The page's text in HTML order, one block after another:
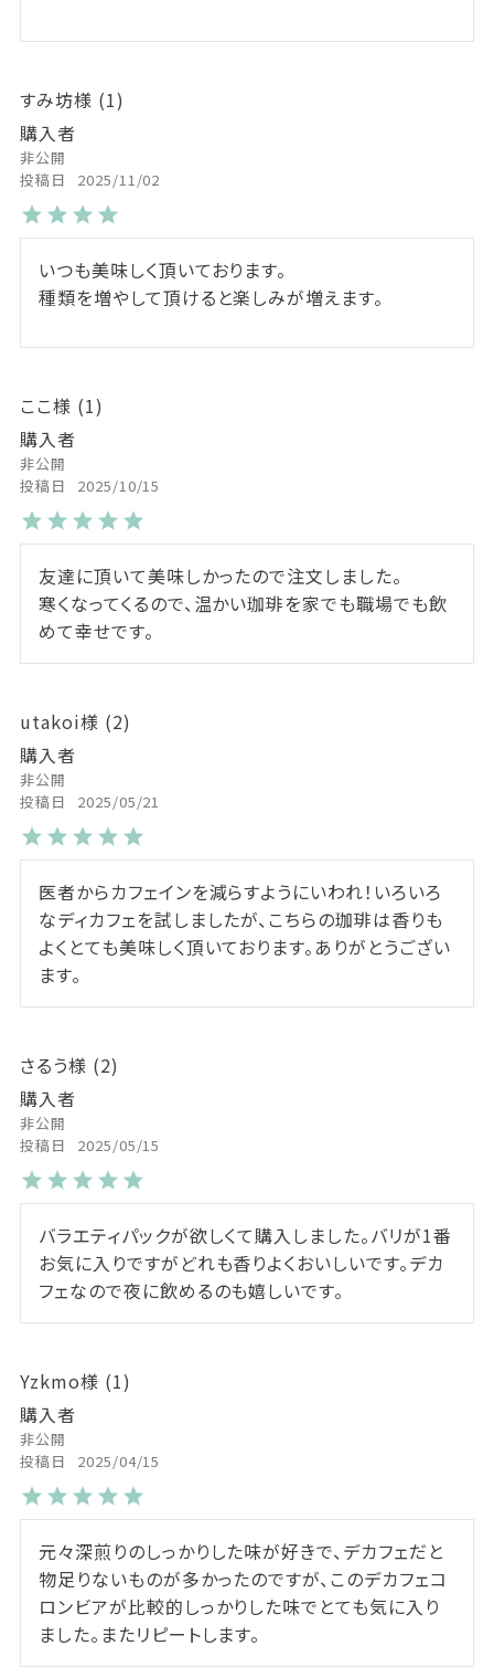
すみ坊
1
購入者
非公開
投稿日
2025/11/02
いつも美味しく頂いております。
種類を増やして頂けると楽しみが増えます。
ここ
1
購入者
非公開
投稿日
2025/10/15
友達に頂いて美味しかったので注文しました。
寒くなってくるので、温かい珈琲を家でも職場でも飲
utakoi
2
購入者
非公開
投稿日
2025/05/21
医者からカフェインを減らすようにいわれ！いろいろ
なディカフェを試しましたが、こちらの珈琲は香りも
よくとても美味しく頂いております。ありがとうござい
ます。
さるう
2
購入者
非公開
投稿日
2025/05/15
バラエティパックが欲しくて購入しました。バリが1番
お気に入りですがどれも香りよくおいしいです。デカ
フェなので夜に飲めるのも嬉しいです。
Yzkmo
1
購入者
非公開
投稿日
2025/04/15
元々深煎りのしっかりした味が好きで、デカフェだと
物足りないものが多かったのですが、このデカフェコ
ロンビアが比較的しっかりした味でとても気に入り
ました。またリピートします。